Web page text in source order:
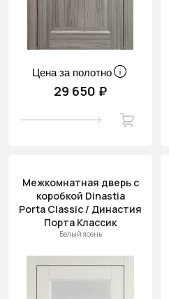
Цена за полотно
29 650 ₽
Межкомнатная дверь с
коробкой Dinastia
Porta Classic / Династия
Порта Классик
Белый ясень